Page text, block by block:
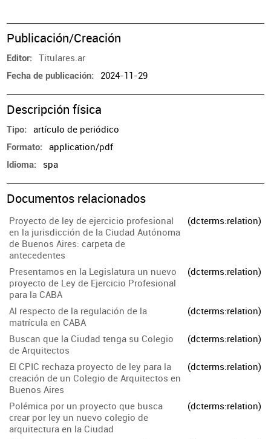
Publicación/Creación
Editor Titulares.ar
Fecha de publicación 2024-11-29
Descripción física
Tipo artículo de periódico
Formato application/pdf
Idioma spa
Documentos relacionados
Proyecto de ley de ejercicio profesional
en la jurisdicción de la Ciudad Autónoma
de Buenos Aires: carpeta de
antecedentes
(dcterms:relation)
Presentamos en la Legislatura un nuevo
proyecto de Ley de Ejercicio Profesional
para la CABA
(dcterms:relation)
Al respecto de la regulación de la
matrícula en CABA
(dcterms:relation)
Buscan que la Ciudad tenga su Colegio
de Arquitectos
(dcterms:relation)
El CPIC rechaza proyecto de ley para la
creación de un Colegio de Arquitectos en
Buenos Aires
(dcterms:relation)
Polémica por un proyecto que busca
crear por ley un nuevo colegio de
arquitectura en la Ciudad
(dcterms:relation)